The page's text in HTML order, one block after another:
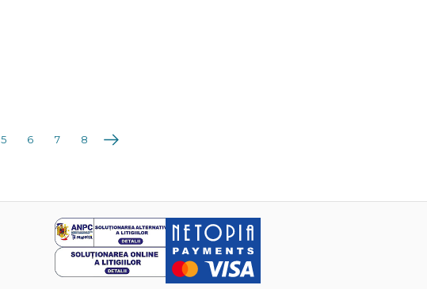
5 6 7 8 Următoarea